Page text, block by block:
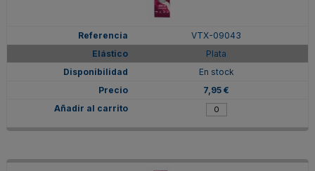
VTX-09043
Plata
En stock
7,95 €